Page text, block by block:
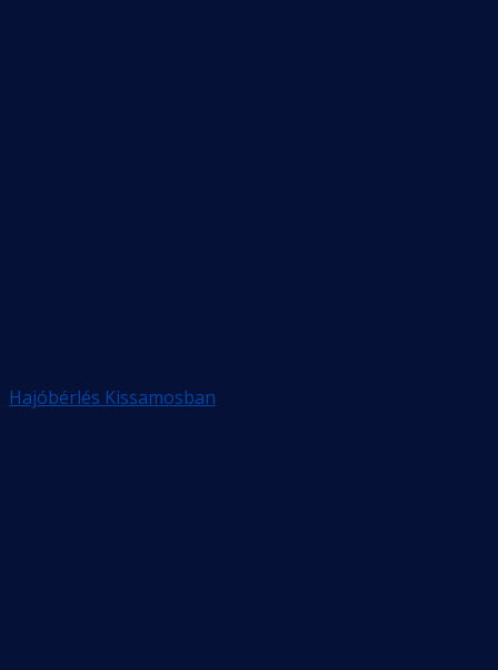
Hajóbérlés Kissamosban